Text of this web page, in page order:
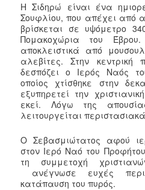
Η Σιδηρώ είναι ένα
Σουφλίου, που απέχει από
βρίσκεται σε υψόμετρο
Πομακοχώρια του Έβρου.
αποκλειστικά από
αλεβίτες. Στην κεντρική
δεσπόζει ο Ιερός Ναός
οποίος χτίσθηκε στην
εξυπηρετεί την
εκεί. Λόγω της
λειτουργείται
Ο Σεβασμιώτατος αφού
στον Ιερό Ναό του
τη συμμετοχή
ανέγνωσε ευχές
κατάπαυση του πυρός.